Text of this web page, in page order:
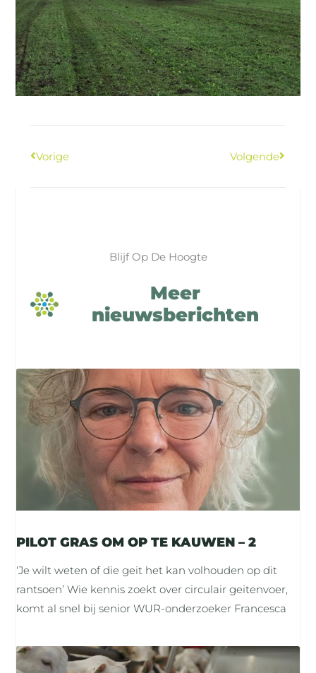
Vorige Volgende
Blijf Op De Hoogte
Meer
nieuwsberichten
PILOT GRAS OM OP TE KAUWEN – 2
‘Je wilt weten of die geit het kan volhouden op dit
rantsoen’ Wie kennis zoekt over circulair geitenvoer,
komt al snel bij senior WUR-onderzoeker Francesca